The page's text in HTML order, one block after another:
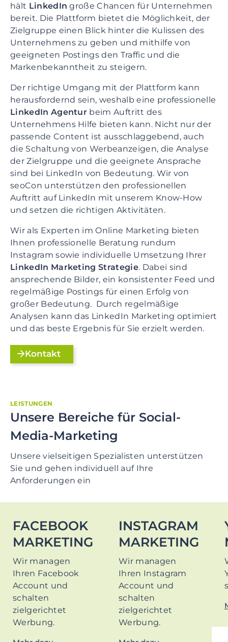
hält LinkedIn große Chancen für Unternehmen
bereit. Die Plattform bietet die Möglichkeit, der
Zielgruppe einen Blick hinter die Kulissen des
Unternehmens zu geben und mithilfe von
geeigneten Postings den Traffic und die
Markenbekanntheit zu steigern.
Der richtige Umgang mit der Plattform kann
herausfordernd sein, weshalb eine professionelle
LinkedIn Agentur beim Auftritt des
Unternehmens Hilfe bieten kann. Nicht nur der
passende Content ist ausschlaggebend, auch
die Schaltung von Werbeanzeigen, die Analyse
der Zielgruppe und die geeignete Ansprache
sind bei LinkedIn von Bedeutung. Wir von
seoCon unterstützen den professionellen
Auftritt auf LinkedIn mit unserem Know-How
und setzen die richtigen Aktivitäten.
Wir als Experten im Online Marketing bieten
Ihnen professionelle Beratung rundum
Instagram sowie individuelle Umsetzung Ihrer
LinkedIn Marketing Strategie. Dabei sind
ansprechende Bilder, ein konsistenter Feed und
regelmäßige Postings für einen Erfolg von
großer Bedeutung. Durch regelmäßige
Analysen kann das LinkedIn Marketing optimiert
und das beste Ergebnis für Sie erzielt werden.
Kontakt
LEISTUNGEN
Unsere Bereiche für Social-
Media-Marketing
Unsere vielseitigen Spezialisten unterstützen
Sie und gehen individuell auf Ihre
Anforderungen ein
FACEBOOK
MARKETING
Wir managen
Ihren Facebook
Account und
schalten
zielgerichtet
Werbung.
INSTAGRAM
MARKETING
Wir managen
Ihren Instagram
Account und
schalten
zielgerichtet
Werbung.